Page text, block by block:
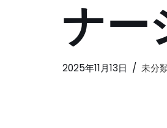
ナー
2025年11月13日 未分